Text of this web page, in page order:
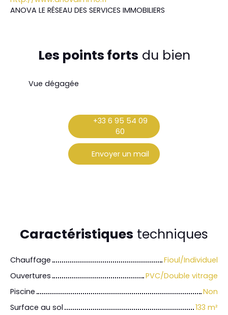
ANOVA LE RÉSEAU DES SERVICES IMMOBILIERS
Les points forts du bien
Vue dégagée
+33 6 95 54 09
60
Envoyer un mail
Caractéristiques techniques
Chauffage
Fioul/Individuel
Ouvertures
PVC/Double vitrage
Piscine
Non
Surface au sol
133 m²